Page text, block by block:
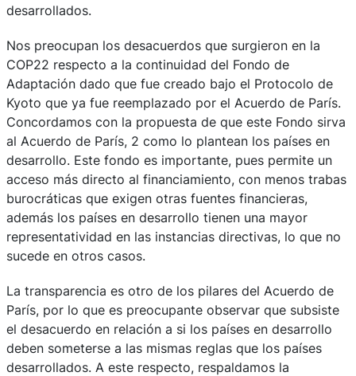
desarrollados.
Nos preocupan los desacuerdos que surgieron en la
COP22 respecto a la continuidad del Fondo de
Adaptación dado que fue creado bajo el Protocolo de
Kyoto que ya fue reemplazado por el Acuerdo de París.
Concordamos con la propuesta de que este Fondo sirva
al Acuerdo de París, 2 como lo plantean los países en
desarrollo. Este fondo es importante, pues permite un
acceso más directo al financiamiento, con menos trabas
burocráticas que exigen otras fuentes financieras,
además los países en desarrollo tienen una mayor
representatividad en las instancias directivas, lo que no
sucede en otros casos.
La transparencia es otro de los pilares del Acuerdo de
París, por lo que es preocupante observar que subsiste
el desacuerdo en relación a si los países en desarrollo
deben someterse a las mismas reglas que los países
desarrollados. A este respecto, respaldamos la